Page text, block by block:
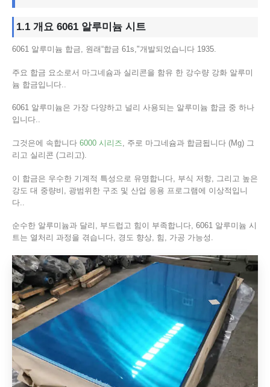
1.1 개요 6061 알루미늄 시트
6061 알루미늄 합금, 원래“합금 61s,"개발되었습니다 1935.
주요 합금 요소로서 마그네슘과 실리콘을 함유 한 강수량 강화 알루미
늄 합금입니다..
6061 알루미늄은 가장 다양하고 널리 사용되는 알루미늄 합금 중 하나
입니다..
그것은에 속합니다 6000 시리즈, 주로 마그네슘과 합금됩니다 (Mg) 그
리고 실리콘 (그리고).
이 합금은 우수한 기계적 특성으로 유명합니다, 부식 저항, 그리고 높은
강도 대 중량비, 광범위한 구조 및 산업 응용 프로그램에 이상적입니
다..
순수한 알루미늄과 달리, 부드럽고 힘이 부족합니다, 6061 알루미늄 시
트는 열처리 과정을 겪습니다, 경도 향상, 힘, 가공 가능성.